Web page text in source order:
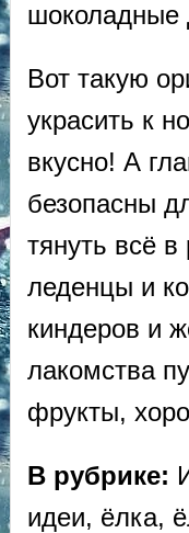
шоколадные
Вот такую
украсить к
вкусно! А
безопасны
тянуть всё в
леденцы и
киндеров и
лакомства
фрукты,
В рубрике:
идеи, ёлка,